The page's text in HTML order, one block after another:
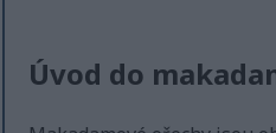
Úvod do